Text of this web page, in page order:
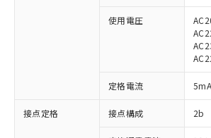
使用電圧
定格電流 5mA
接点定格 接点構成 2b
対応済み：EU RoHS指令（
非含有に対応した製品が提供可能
対応予定：EU RoHS指令（10物
有に対応した製品に切り替える